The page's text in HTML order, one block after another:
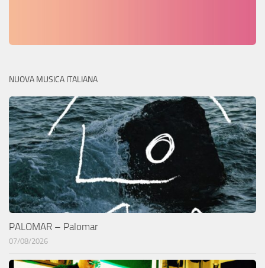
NUOVA MUSICA ITALIANA
PALOMAR – Palomar
07/08/2026